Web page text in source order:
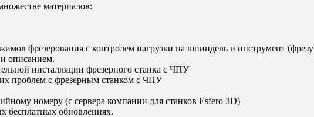
материалов:
фрезерования с контролем нагрузки на шпиндель и инструмент
описанием.
инсталляции фрезерного станка с ЧПУ
проблем с фрезерным станком с ЧПУ
номеру (с сервера компании для станков Esfero 3D)
бесплатных обновлениях.